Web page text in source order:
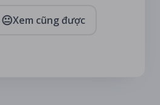
😐Xem cũng được